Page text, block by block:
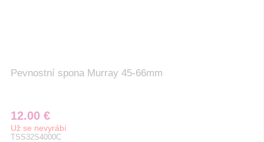
Pevnostní spona Murray 45-66mm
12.00 €
Už se nevyrábí
TSS32S4000C